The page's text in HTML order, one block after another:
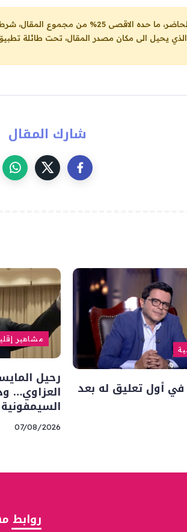
شرط: ذكر اسم المؤلف والناشر ووضع رابط
الذي يحيل الى مكان مصدر المقال، تحت طائلة
شارك المقال
أول تعليق له بعد
مشاهير
رحيل
العزاوي…
السيمفونية
07/08/2026
روابط